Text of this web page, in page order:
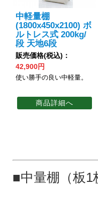
中軽量棚
(1800x450x2100) ボ
ルトレス式 200kg/
段 天地6段
販売価格(税込)：
42,900円
使い勝手の良い中軽量。
商品詳細へ
■中量棚（板1